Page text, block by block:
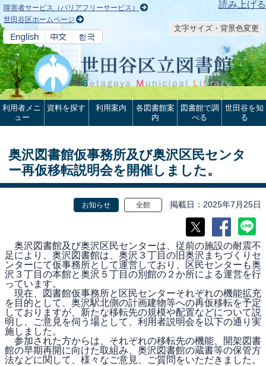
本文へ 読み上げる
障害者サービス（バリアフリーサービス）
世田谷区ホームページ
文字サイズ・背景色変更
利用者メニ
ュー
資料を探す 利用案内
各図書館案
内
図書館で調
べる
世田谷を知
る
奥沢図書館仮事務所及び奥沢区民センタ
ー再仮移転説明会を開催しました。
お知らせ 全館 掲載日 2025年7月25日
奥沢図書館及び奥沢区民センターは、従前の施設の耐震不
足により、奥沢図書館は、奥沢３丁目の旧奥沢まちづくりセ
ンターにて仮事務所として運営しており、区民センターも奥
沢３丁目の本館と奥沢５丁目の別館の２か所による運営を行
っています。
現在、図書館仮事務所と区民センターそれぞれの機能拡充
を目的として、奥沢駅北側の計画建物等への再仮移転を予定
しておりますが、新たな移転先の規模や配置などについて説
明し、ご意見を伺う場として、利用者説明会を以下の通り実
施しました。
参加された方からは、それぞれの移転先の機能、開架図書
館の早期再開に向けた取組み、奥沢図書館の蔵書等の保管方
法などに関して、様々なご意見、ご質問をいただきました。